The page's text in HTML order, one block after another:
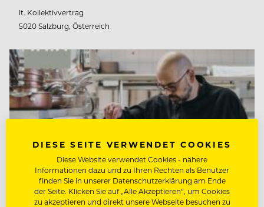
lt. Kollektivvertrag
5020 Salzburg, Österreich
DIESE SEITE VERWENDET COOKIES
Diese Website verwendet Cookies - nähere
Informationen dazu und zu Ihren Rechten als Benutzer
finden Sie in unserer Datenschutzerklärung am Ende
der Seite. Klicken Sie auf „Alle Akzeptieren“, um Cookies
zu akzeptieren und direkt unsere Webseite besuchen zu